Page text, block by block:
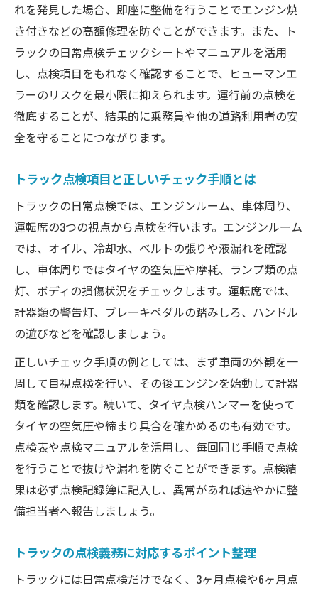
点検記録簿保存でトラック管理を徹底強化
トラック点検記録で法令遵守とリスク管理
を実現
トラック管理に役立つ点検整備記録簿の活
用法
点検記録を日常管理に活かすトラックの工
夫例
トラック点検の法令義務と実務対応のコツ
トラック点検の法令義務と実務対応の基本
トラック点検義務を満たすための実践ポイ
ント
定期点検基準とトラック点検実務の違いを
整理
トラック法定点検を安全運行に活かす方法
トラック点検表で法令遵守チェックを徹底
する
日常点検チェックシートで漏れゼロ管理
トラック日常点検チェックシートの使い方
解説
点検チェックシート活用でミスを防ぐ秘訣
トラック日常点検表テンプレートの選び方
と活用
理
れを発見した場合、即座に整備を行うことでエンジン焼
き付きなどの高額修理を防ぐことができます。また、ト
ラックの日常点検チェックシートやマニュアルを活用
し、点検項目をもれなく確認することで、ヒューマンエ
ラーのリスクを最小限に抑えられます。運行前の点検を
徹底することが、結果的に乗務員や他の道路利用者の安
全を守ることにつながります。
トラック点検項目と正しいチェック手順とは
トラックの日常点検では、エンジンルーム、車体周り、
運転席の3つの視点から点検を行います。エンジンルーム
では、オイル、冷却水、ベルトの張りや液漏れを確認
し、車体周りではタイヤの空気圧や摩耗、ランプ類の点
灯、ボディの損傷状況をチェックします。運転席では、
計器類の警告灯、ブレーキペダルの踏みしろ、ハンドル
の遊びなどを確認しましょう。
正しいチェック手順の例としては、まず車両の外観を一
周して目視点検を行い、その後エンジンを始動して計器
類を確認します。続いて、タイヤ点検ハンマーを使って
タイヤの空気圧や締まり具合を確かめるのも有効です。
点検表や点検マニュアルを活用し、毎回同じ手順で点検
を行うことで抜けや漏れを防ぐことができます。点検結
果は必ず点検記録簿に記入し、異常があれば速やかに整
備担当者へ報告しましょう。
トラックの点検義務に対応するポイント整理
トラックには日常点検だけでなく、3ヶ月点検や6ヶ月点